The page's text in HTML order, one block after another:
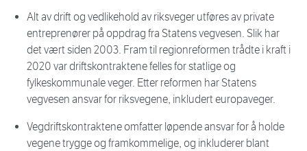
Alt av drift og vedlikehold av riksveger utføres av private
entreprenører på oppdrag fra Statens vegvesen. Slik har
det vært siden 2003. Fram til regionreformen trådte i kraft i
2020 var driftskontraktene felles for statlige og
fylkeskommunale veger. Etter reformen har Statens
vegvesen ansvar for riksvegene, inkludert europaveger.
Vegdriftskontraktene omfatter løpende ansvar for å holde
vegene trygge og framkommelige, og inkluderer blant